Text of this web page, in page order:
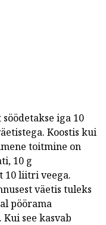
iga 10
Koostis kui
toitmine on
10 g
10 liitri veega.
väetis tuleks
pöörama
see kasvab